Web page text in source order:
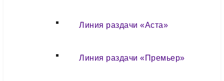
Линия раздачи «Аста»
Линия раздачи «Премьер»